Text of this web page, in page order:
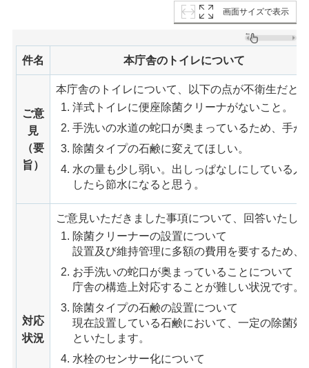
画面サイズで表示
件名 本庁舎のトイレについて
ご意
見
（要
旨）
本庁舎のトイレについて、以下の点が不衛生だと
洋式トイレに便座除菌クリーナがないこと。
手洗いの水道の蛇口が奥まっているため、手が
除菌タイプの石鹸に変えてほしい。
水の量も少し弱い。出しっぱなしにしている
したら節水になると思う。
対応
状況
ご意見いただきました事項について、回答いたし
除菌クリーナーの設置について
設置及び維持管理に多額の費用を要するため
お手洗いの蛇口が奥まっていることについて
庁舎の構造上対応することが難しい状況です
除菌タイプの石鹸の設置について
現在設置している石鹸において、一定の除菌
といたします。
水栓のセンサー化について